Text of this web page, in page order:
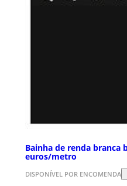
Bainha de renda branca
euros/metro
DISPONÍVEL POR ENCOMENDA